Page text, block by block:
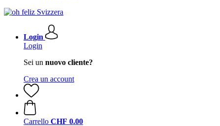
Login
Login
Sei un nuovo cliente?
Crea un account
Carrello CHF 0.00